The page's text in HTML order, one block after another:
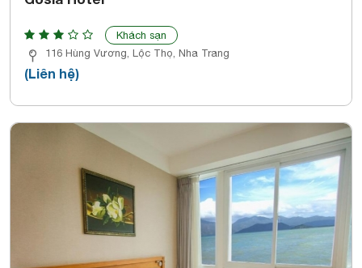
Khách sạn
116 Hùng Vương, Lộc Thọ, Nha Trang
(Liên hệ)